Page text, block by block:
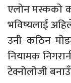
एलोन मस्कको
भविष्यलाई
उनी कठिन
नियामक
टेक्नोलोजी